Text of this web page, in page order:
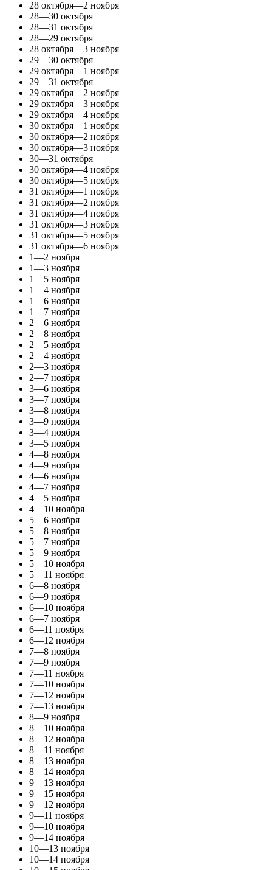
28 октября—2 ноября
28—30 октября
28—31 октября
28—29 октября
28 октября—3 ноября
29—30 октября
29 октября—1 ноября
29—31 октября
29 октября—2 ноября
29 октября—3 ноября
29 октября—4 ноября
30 октября—1 ноября
30 октября—2 ноября
30 октября—3 ноября
30—31 октября
30 октября—4 ноября
30 октября—5 ноября
31 октября—1 ноября
31 октября—2 ноября
31 октября—4 ноября
31 октября—3 ноября
31 октября—5 ноября
31 октября—6 ноября
1—2 ноября
1—3 ноября
1—5 ноября
1—4 ноября
1—6 ноября
1—7 ноября
2—6 ноября
2—8 ноября
2—5 ноября
2—4 ноября
2—3 ноября
2—7 ноября
3—6 ноября
3—7 ноября
3—8 ноября
3—9 ноября
3—4 ноября
3—5 ноября
4—8 ноября
4—9 ноября
4—6 ноября
4—7 ноября
4—5 ноября
4—10 ноября
5—6 ноября
5—8 ноября
5—7 ноября
5—9 ноября
5—10 ноября
5—11 ноября
6—8 ноября
6—9 ноября
6—10 ноября
6—7 ноября
6—11 ноября
6—12 ноября
7—8 ноября
7—9 ноября
7—11 ноября
7—10 ноября
7—12 ноября
7—13 ноября
8—9 ноября
8—10 ноября
8—12 ноября
8—11 ноября
8—13 ноября
8—14 ноября
9—13 ноября
9—15 ноября
9—12 ноября
9—11 ноября
9—10 ноября
9—14 ноября
10—13 ноября
10—14 ноября